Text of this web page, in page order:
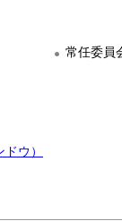
常任委員
ウ）